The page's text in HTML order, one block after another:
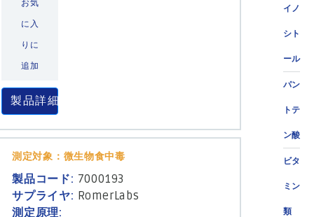
イノ
シト
ール
パン
トテ
ン酸
ビタ
ミン
類
お気
に入
りに
追加
製品詳細
測定対象：微生物食中毒
製品コード: 7000193
サプライヤ: RomerLabs
測定原理: